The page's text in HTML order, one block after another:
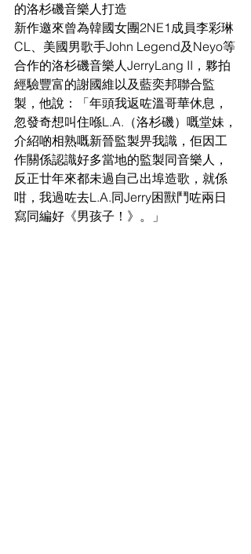
的洛杉磯音樂人打造
新作邀來曾為韓國女團2NE1成員李彩琳
CL、美國男歌手John Legend及Neyo等
合作的洛杉磯音樂人JerryLang II ，夥拍
經驗豐富的謝國維以及藍奕邦聯合監
製，他說：「年頭我返咗溫哥華休息，
忽發奇想叫住喺L.A. （洛杉磯）嘅堂妹，
介紹啲相熟嘅新晉監製畀我識，佢因工
作關係認識好多當地的監製同音樂人，
反正廿年來都未過自己出埠造歌，就係
咁，我過咗去L.A.同Jerry困獸鬥咗兩日
寫同編好《男孩子！》。」